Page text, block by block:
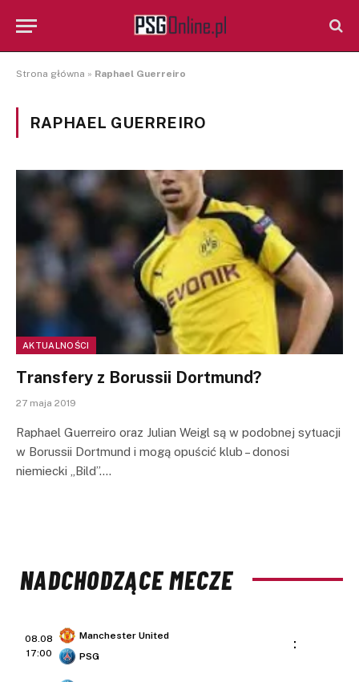
Strona główna » Raphael Guerreiro
RAPHAEL GUERREIRO
AKTUALNOŚCI
Transfery z Borussii Dortmund?
27 maja 2019
Raphael Guerreiro oraz Julian Weigl są w podobnej sytuacji
w Borussii Dortmund i mogą opuścić klub – donosi
niemiecki „Bild”.…
NADCHODZĄCE MECZE
08.08
17:00
Manchester United
PSG
: